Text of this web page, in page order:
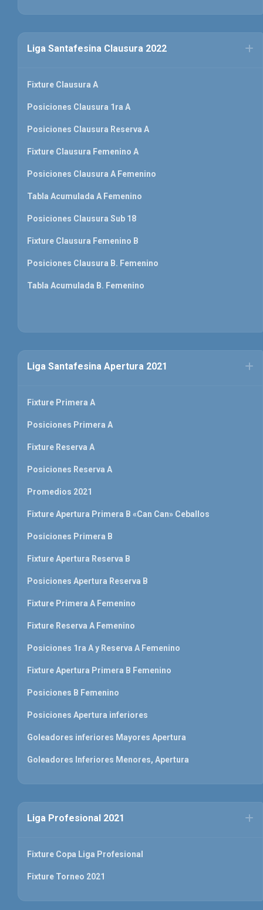
Liga Santafesina Clausura 2022
Fixture Clausura A
Posiciones Clausura 1ra A
Posiciones Clausura Reserva A
Fixture Clausura Femenino A
Posiciones Clausura A Femenino
Tabla Acumulada A Femenino
Posiciones Clausura Sub 18
Fixture Clausura Femenino B
Posiciones Clausura B. Femenino
Tabla Acumulada B. Femenino
Liga Santafesina Apertura 2021
Fixture Primera A
Posiciones Primera A
Fixture Reserva A
Posiciones Reserva A
Promedios 2021
Fixture Apertura Primera B «Can Can» Ceballos
Posiciones Primera B
Fixture Apertura Reserva B
Posiciones Apertura Reserva B
Fixture Primera A Femenino
Fixture Reserva A Femenino
Posiciones 1ra A y Reserva A Femenino
Fixture Apertura Primera B Femenino
Posiciones B Femenino
Posiciones Apertura inferiores
Goleadores inferiores Mayores Apertura
Goleadores Inferiores Menores, Apertura
Liga Profesional 2021
Fixture Copa Liga Profesional
Fixture Torneo 2021